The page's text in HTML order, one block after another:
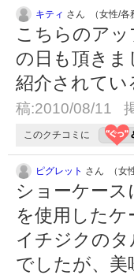
キティ さん （女性/各
こちらのア
の日も頂き
紹介されて
稿:2010/08/11
このクチコミに
ピグレット さん （女
ショーケー
を使用した
イチジクの
でしたが、美